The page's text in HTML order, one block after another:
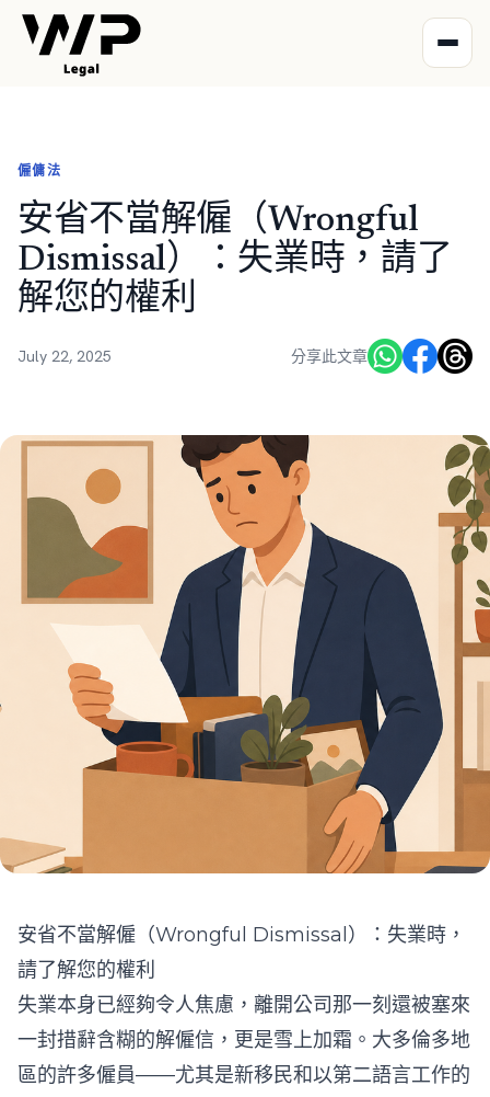
僱傭法
安省不當解僱（Wrongful
Dismissal）：失業時，請了
解您的權利
July 22, 2025 分享此文章
安省不當解僱（Wrongful Dismissal）：失業時，
請了解您的權利
失業本身已經夠令人焦慮，離開公司那一刻還被塞來
一封措辭含糊的解僱信，更是雪上加霜。大多倫多地
區的許多僱員——尤其是新移民和以第二語言工作的